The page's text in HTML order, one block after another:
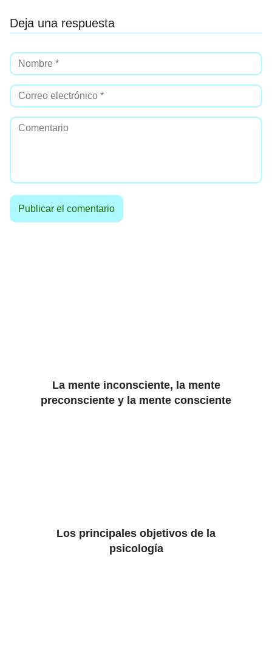
Deja una respuesta
La mente inconsciente, la mente
preconsciente y la mente consciente
Los principales objetivos de la
psicología